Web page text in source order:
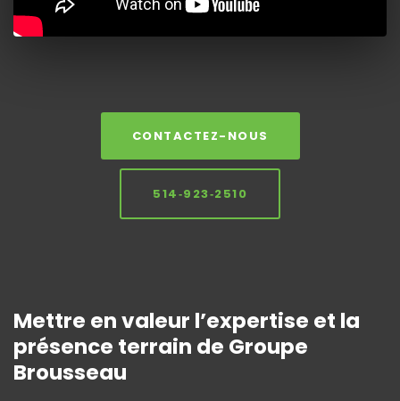
CONTACTEZ-NOUS
514‑923‑2510
Mettre en valeur l’expertise et la
présence terrain de Groupe
Brousseau